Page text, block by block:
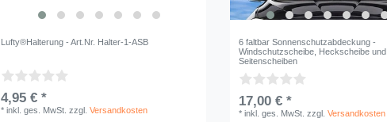
Lufty®Halterung - Art.Nr. Halter-1-ASB
4,95 € *
*inkl. ges. MwSt. zzgl.Versandkosten
6 faltbar Sonnenschutzabdeckung -
Windschutzscheibe, Heckscheibe und
Seitenscheiben
17,00 € *
*inkl. ges. MwSt. zzgl.Versandkosten